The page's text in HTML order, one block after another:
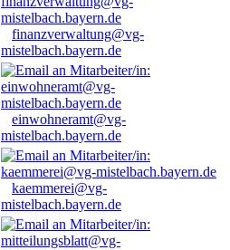
finanzverwaltung@vg-
mistelbach.bayern.de
einwohneramt@vg-
mistelbach.bayern.de
kaemmerei@vg-
mistelbach.bayern.de